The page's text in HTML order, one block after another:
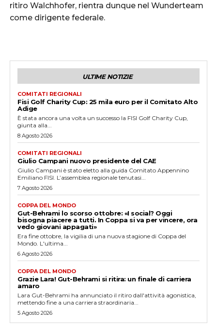
ritiro Walchhofer, rientra dunque nel Wunderteam
come dirigente federale.
ULTIME NOTIZIE
COMITATI REGIONALI
Fisi Golf Charity Cup: 25 mila euro per il Comitato Alto
Adige
È stata ancora una volta un successo la FISI Golf Charity Cup,
giunta alla...
8 Agosto 2026
COMITATI REGIONALI
Giulio Campani nuovo presidente del CAE
Giulio Campani è stato eletto alla guida Comitato Appennino
Emiliano FISI. L’assemblea regionale tenutasi...
7 Agosto 2026
COPPA DEL MONDO
Gut-Behrami lo scorso ottobre: «I social? Oggi
bisogna piacere a tutti. In Coppa si va per vincere, ora
vedo giovani appagati»
Era fine ottobre, la vigilia di una nuova stagione di Coppa del
Mondo. L'ultima...
6 Agosto 2026
COPPA DEL MONDO
Grazie Lara! Gut-Behrami si ritira: un finale di carriera
amaro
Lara Gut-Behrami ha annunciato il ritiro dall'attività agonistica,
mettendo fine a una carriera straordinaria...
5 Agosto 2026